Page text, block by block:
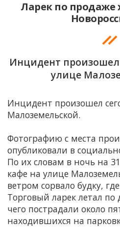
Ларек по продаже
Инцидент
улице
Инцидент произошел
Малоземельской.
Фотографию с места
опубликовали в
По их словам в ночь на
кафе на улице
ветром сорвало будку,
Торговый ларек летал по
чего пострадали около
находившихся на